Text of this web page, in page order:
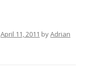
April 11, 2011 byAdrian